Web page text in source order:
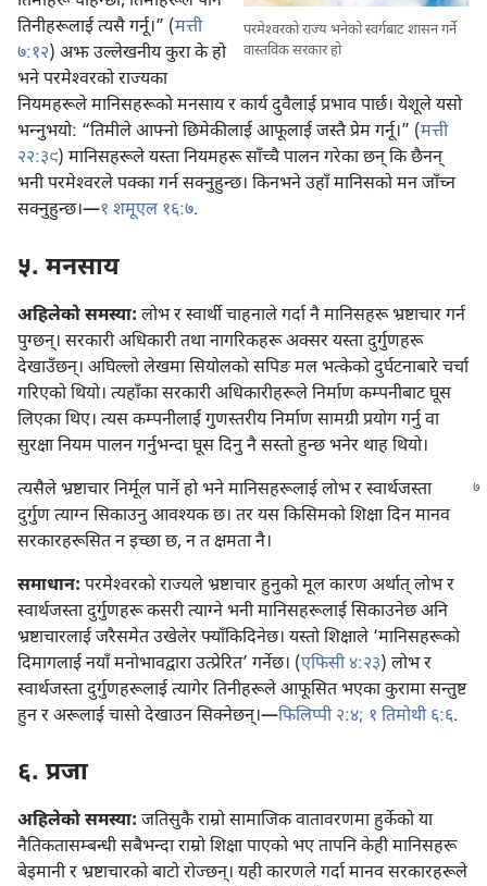
परमेश्‍वरको राज्य भनेको स्वर्गबाट शासन गर्ने
वास्तविक सरकार हो
तिनीहरूलाई त्यसै गर्नू।” (मत्ती
७:१२) अझ उल्लेखनीय कुरा के हो
भने परमेश्‍वरको राज्यका
नियमहरूले मानिसहरूको मनसाय र कार्य दुवैलाई प्रभाव पार्छ। येशूले यसो
भन्‍नुभयो: “तिमीले आफ्नो छिमेकीलाई आफूलाई जस्तै प्रेम गर्नू।” (मत्ती
२२:३९) मानिसहरूले यस्ता नियमहरू साँच्चै पालन गरेका छन्‌ कि छैनन्‌
भनी परमेश्‍वरले पक्का गर्न सक्नुहुन्छ। किनभने उहाँ मानिसको मन जाँच्न
सक्नुहुन्छ।—१ शमूएल १६:७.
५. मनसाय
अहिलेको समस्या: लोभ र स्वार्थी चाहनाले गर्दा नै मानिसहरू भ्रष्टाचार गर्न
पुग्छन्‌। सरकारी अधिकारी तथा नागरिकहरू अक्सर यस्ता दुर्गुणहरू
देखाउँछन्‌। अघिल्लो लेखमा सियोलको सपिङ मल भत्केको दुर्घटनाबारे चर्चा
गरिएको थियो। त्यहाँका सरकारी अधिकारीहरूले निर्माण कम्पनीबाट घूस
लिएका थिए। त्यस कम्पनीलाई गुणस्तरीय निर्माण सामग्री प्रयोग गर्नु वा
सुरक्षा नियम पालन गर्नुभन्दा घूस दिनु नै सस्तो हुन्छ भनेर थाह थियो।
त्यसैले भ्रष्टाचार निर्मूल पार्ने हो भने मानिसहरूलाई लोभर स्वार्थजस्ता
दुर्गुण त्याग्न सिकाउनु आवश्‍यक छ। तर यस किसिमको शिक्षा दिन मानव
सरकारहरूसित न इच्छा छ, न त क्षमता नै।
समाधान: परमेश्‍वरको राज्यले भ्रष्टाचार हुनुको मूल कारण अर्थात्‌ लोभ र
स्वार्थजस्ता दुर्गुणहरू कसरी त्याग्ने भनी मानिसहरूलाई सिकाउनेछ अनि
भ्रष्टाचारलाई जरैसमेत उखेलेर फ्याँकिदिनेछ। यस्तो शिक्षाले ‘मानिसहरूको
दिमागलाई नयाँ मनोभावद्वारा उत्प्रेरित’ गर्नेछ। (एफिसी ४:२३) लोभ र
स्वार्थजस्ता दुर्गुणहरूलाई त्यागेर तिनीहरूले आफूसित भएका कुरामा सन्तुष्ट
हुन र अरूलाई चासो देखाउन सिक्नेछन्‌।—फिलिप्पी २:४; १ तिमोथी ६:६.
६. प्रजा
अहिलेको समस्या: जतिसुकै राम्रो सामाजिक वातावरणमा हुर्केको या
नैतिकतासम्बन्धी सबैभन्दा राम्रो शिक्षा पाएको भए तापनि केही मानिसहरू
बेइमानी र भ्रष्टाचारको बाटो रोज्छन्‌। यही कारणले गर्दा मानव सरकारहरूले